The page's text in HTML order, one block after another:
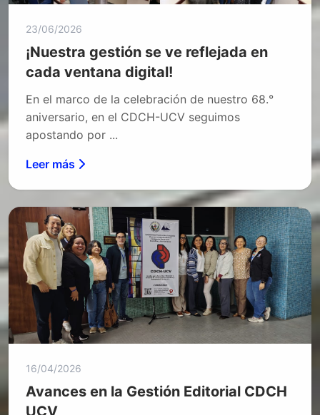
23/06/2026
¡Nuestra gestión se ve reflejada en
cada ventana digital!
En el marco de la celebración de nuestro 68.°
aniversario, en el CDCH-UCV seguimos
apostando por ...
Leer más
16/04/2026
Avances en la Gestión Editorial CDCH
UCV